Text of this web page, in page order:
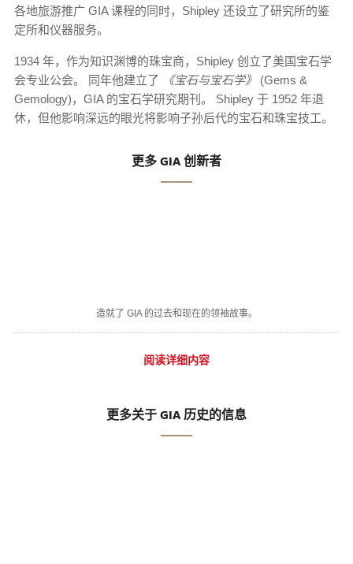
各地旅游推广 GIA 课程的同时，Shipley 还设立了研究所的鉴
定所和仪器服务。
1934 年，作为知识渊博的珠宝商，Shipley 创立了美国宝石学
会专业公会。 同年他建立了
《宝石与宝石学》
(Gems &
Gemology)，GIA 的宝石学研究期刊。 Shipley 于 1952 年退
休，但他影响深远的眼光将影响子孙后代的宝石和珠宝技工。
更多 GIA 创新者
造就了 GIA 的过去和现在的领袖故事。
阅读详细内容
更多关于 GIA 历史的信息